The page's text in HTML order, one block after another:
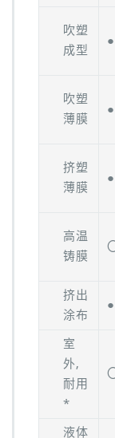
吹塑
成型
●
吹塑
薄膜
●
挤塑
薄膜
●
高温
铸膜
挤出
涂布
●
室
外,
耐用
*
液体